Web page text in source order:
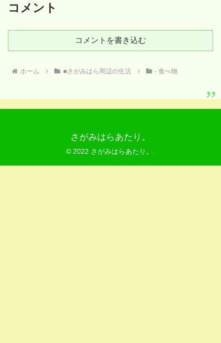
コメント
コメントを書き込む
ホーム ■さがみはら周辺の生活 - 食べ物
さがみはらあたり。
© 2022 さがみはらあたり。.